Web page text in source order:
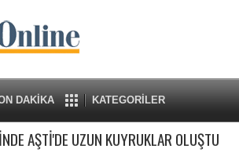
DAKİKA KATEGORİLER
AŞTİ'DE UZUN KUYRUKLAR OLUŞTU